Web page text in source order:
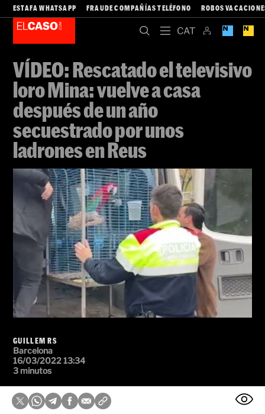
ESTAFA WHATSAPP FRAUDE COMPAÑÍAS TELÉFONO ROBOS
VÍDEO: Rescatado el televisivo
loro Mina: vuelve a casa
después de un año
secuestrado por unos
ladrones en Reus
GUILLEM RS
Barcelona
16/03/2022 13:34
3 minutos